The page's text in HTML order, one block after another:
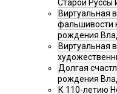
Старой Руссы
Виртуальная
фальшивости
рождения
Виртуальная
Долгая
рождения
К 110-летию